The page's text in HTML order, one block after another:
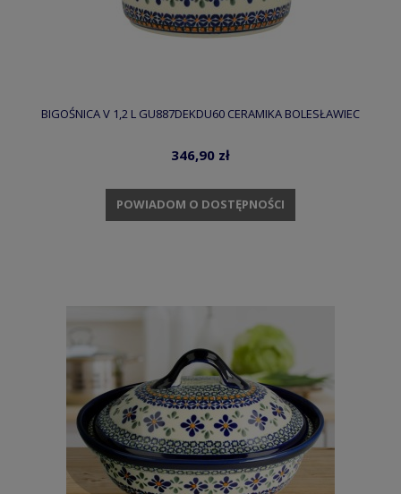
BIGOŚNICA V 1,2 L GU887DEKDU60 CERAMIKA BOLESŁAWIEC
346,90 zł
POWIADOM O DOSTĘPNOŚCI